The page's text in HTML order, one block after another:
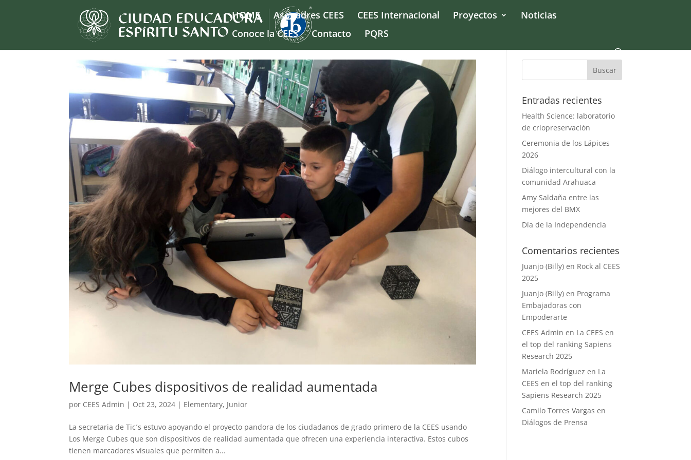
HOME Asopadres CEES CEES Internacional Proyectos
Noticias
Conoce la CEES
Contacto PQRS
Merge Cubes dispositivos de realidad aumentada
por CEES Admin | Oct 23, 2024 | Elementary, Junior
La secretaria de Tic´s estuvo apoyando el proyecto pandora de los ciudadanos de grado primero de la CEES usando
Los Merge Cubes que son dispositivos de realidad aumentada que ofrecen una experiencia interactiva. Estos cubos
tienen marcadores visuales que permiten a...
Entradas recientes
Health Science: laboratorio
de criopreservación
Ceremonia de los Lápices
2026
Diálogo intercultural con la
comunidad Arahuaca
Amy Saldaña entre las
mejores del BMX
Día de la Independencia
Comentarios recientes
Juanjo (Billy) en Rock al CEES
2025
Juanjo (Billy) en Programa
Embajadoras con
Empoderarte
CEES Admin en La CEES en
el top del ranking Sapiens
Research 2025
Mariela Rodríguez en La
CEES en el top del ranking
Sapiens Research 2025
Camilo Torres Vargas en
Diálogos de Prensa